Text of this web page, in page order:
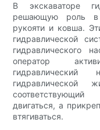
В экскаваторе
решающую роль в
рукояти и ковша.
гидравлической
гидравлического
оператор
двигаться, а
втягиваться.